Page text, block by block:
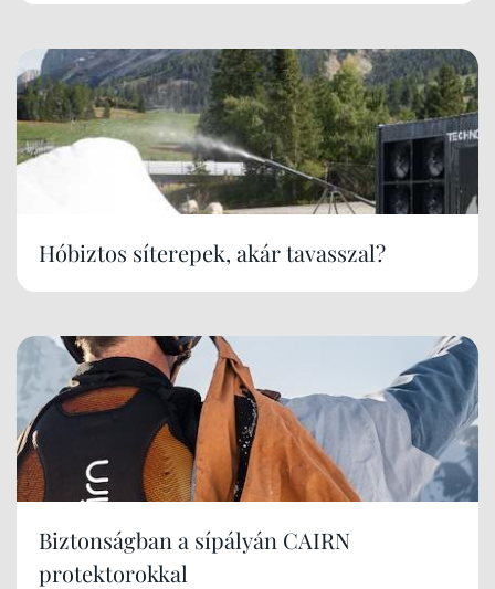
Hóbiztos síterepek, akár tavasszal?
Biztonságban a sípályán CAIRN
protektorokkal